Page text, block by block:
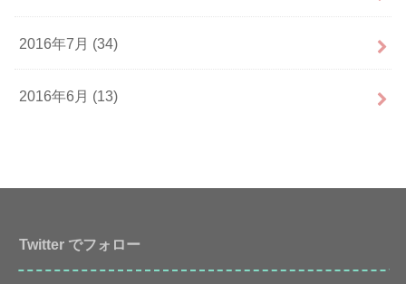
2016年7月 (34)
2016年6月 (13)
Twitter でフォロー